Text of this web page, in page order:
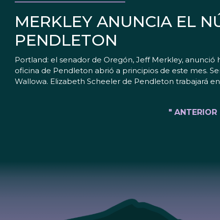
MERKLEY ANUNCIA EL
PENDLETON
Portland: el senador de Oregón, Jeff Merkley,
oficina de Pendleton abrió a principios de este mes.
Wallowa. Elizabeth Scheeler de Pendleton trabajará
" ANTERIOR